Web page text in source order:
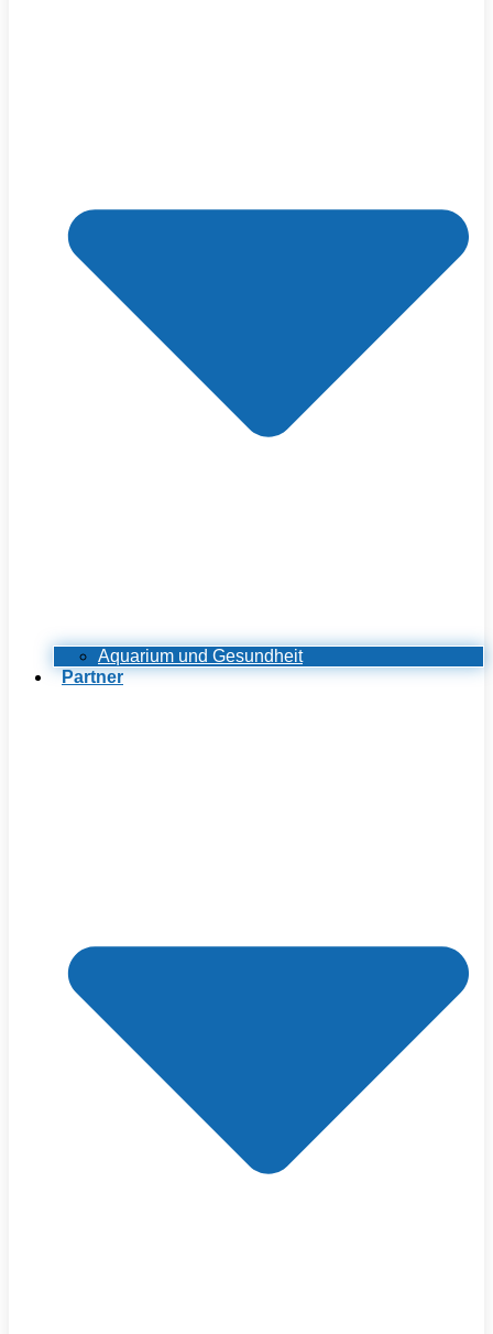
Aquarium und Gesundheit
Partner